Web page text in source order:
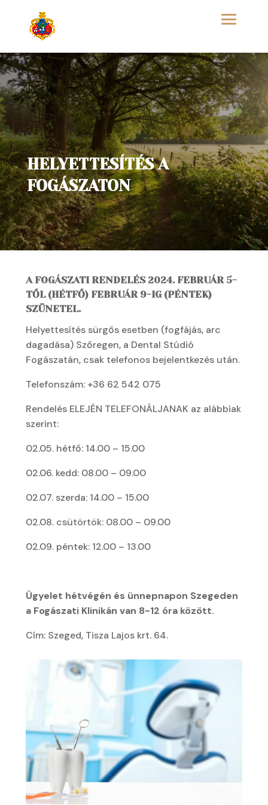
HELYETTESÍTÉS A
FOGÁSZATON
A FOGÁSZATI RENDELÉS 2024. FEBRUÁR 5-
TŐL (HÉTFŐ) FEBRUÁR 9-IG (PÉNTEK)
SZÜNETEL.
Helyettesítés sürgős esetben (fogfájás, arc
dagadása) Szőregen, a Dental Stúdió
Fogászatán, csak telefonos bejelentkezés után.
Telefonszám: +36 62 542 075
Rendelés ELEJÉN TELEFONÁLJANAK az alábbiak
szerint:
02.05. hétfő: 14.00 – 15.00
02.06. kedd: 08.00 – 09.00
02.07. szerda: 14.00 – 15.00
02.08. csütörtök: 08.00 – 09.00
02.09. péntek: 12.00 – 13.00
Ügyelet hétvégén és ünnepnapon Szegeden
a Fogászati Klinikán van 8-12 óra között.
Cím: Szeged, Tisza Lajos krt. 64.